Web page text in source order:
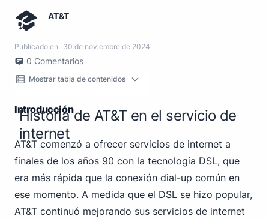
AT&T
Publicado en: 30 de noviembre de 2024
0 Comentarios
Mostrar tabla de contenidos
Introducción
Historia de AT&T en el servicio de
internet
AT&T comenzó a ofrecer servicios de internet a
finales de los años 90 con la tecnología DSL, que
era más rápida que la conexión dial-up común en
ese momento. A medida que el DSL se hizo popular,
AT&T continuó mejorando sus servicios de internet